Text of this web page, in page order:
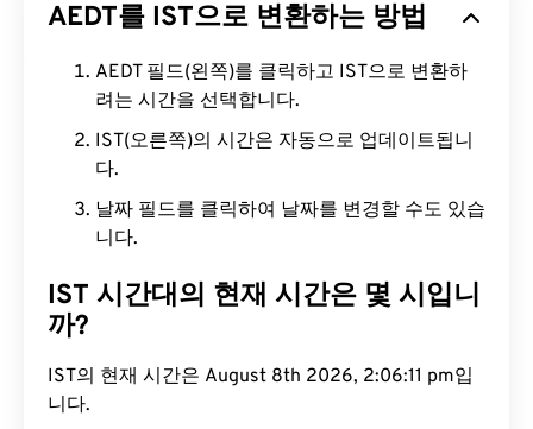
AEDT를 IST으로 변환하는 방법
AEDT 필드(왼쪽)를 클릭하고 IST으로 변환하
려는 시간을 선택합니다.
IST(오른쪽)의 시간은 자동으로 업데이트됩니
다.
날짜 필드를 클릭하여 날짜를 변경할 수도 있습
니다.
IST 시간대의 현재 시간은 몇 시입니
까?
IST의 현재 시간은 August 8th 2026, 2:06:12 pm입
니다.